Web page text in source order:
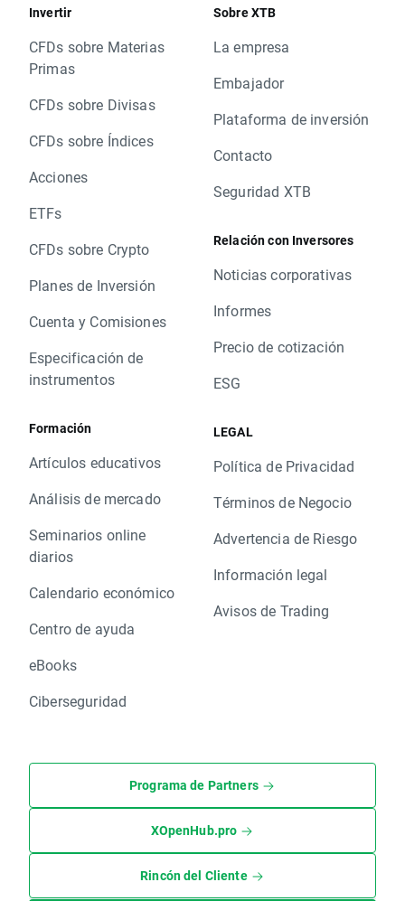
Invertir
CFDs sobre Materias
Primas
CFDs sobre Divisas
CFDs sobre Índices
Acciones
ETFs
CFDs sobre Crypto
Planes de Inversión
Cuenta y Comisiones
Especificación de
instrumentos
Formación
Artículos educativos
Análisis de mercado
Seminarios online
diarios
Calendario económico
Centro de ayuda
eBooks
Ciberseguridad
Sobre XTB
La empresa
Embajador
Plataforma de inversión
Contacto
Seguridad XTB
Relación con Inversores
Noticias corporativas
Informes
Precio de cotización
ESG
LEGAL
Política de Privacidad
Términos de Negocio
Advertencia de Riesgo
Información legal
Avisos de Trading
Programa de Partners
XOpenHub.pro
Rincón del Cliente